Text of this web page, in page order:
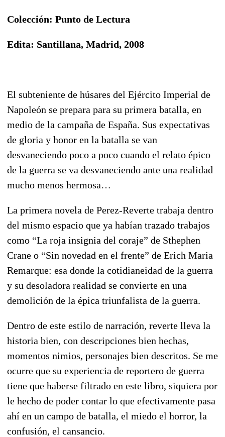
Colección: Punto de Lectura
Edita: Santillana, Madrid, 2008
El subteniente de húsares del Ejército Imperial de
Napoleón se prepara para su primera batalla, en
medio de la campaña de España. Sus expectativas
de gloria y honor en la batalla se van
desvaneciendo poco a poco cuando el relato épico
de la guerra se va desvaneciendo ante una realidad
mucho menos hermosa…
La primera novela de Perez-Reverte trabaja dentro
del mismo espacio que ya habían trazado trabajos
como “La roja insignia del coraje” de Sthephen
Crane o “Sin novedad en el frente” de Erich Maria
Remarque: esa donde la cotidianeidad de la guerra
y su desoladora realidad se convierte en una
demolición de la épica triunfalista de la guerra.
Dentro de este estilo de narración, reverte lleva la
historia bien, con descripciones bien hechas,
momentos nimios, personajes bien descritos. Se me
ocurre que su experiencia de reportero de guerra
tiene que haberse filtrado en este libro, siquiera por
le hecho de poder contar lo que efectivamente pasa
ahí en un campo de batalla, el miedo el horror, la
confusión, el cansancio.